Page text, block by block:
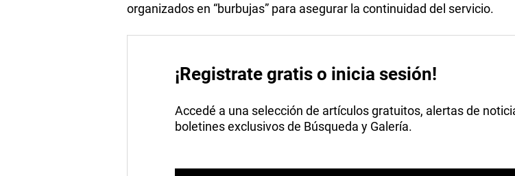
organizados en “burbujas” para asegurar la continuidad del servicio.
¡Registrate gratis o inicia sesión!
Accedé a una selección de artículos gratuitos, alertas de
boletines exclusivos de Búsqueda y Galería.